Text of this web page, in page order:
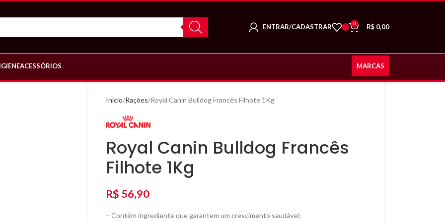
ENTRAR/CADASTRAR 0 R$ 0,00
ACESSÓRIOS MARCAS
Início Rações Royal Canin Bulldog Francês Filhote 1Kg
Royal Canin Bulldog Francês
Filhote 1Kg
R$ 56,90
– Contém ingrediente que garantem um crescimento saudável;